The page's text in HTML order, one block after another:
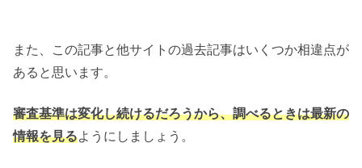
また、この記事と他サイトの過去記事はいくつか相違点が
あると思います。
審査基準は変化し続けるだろうから、調べるときは最新の
情報を見るようにしましょう。